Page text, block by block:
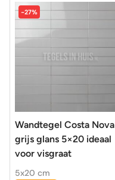
was:
54,95.
is:
39,95.
-27%
Wandtegel Costa Nova
grijs glans 5×20 ideaal
voor visgraat
5x20 cm